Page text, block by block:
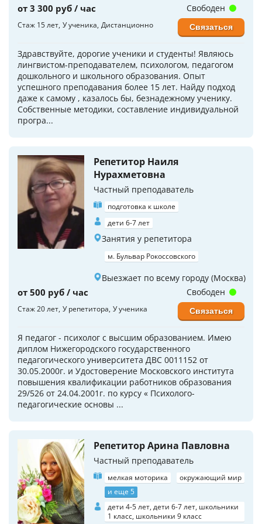
от 3 300 руб / час
Стаж 15 лет У ученика Дистанционно
Здравствуйте, дорогие ученики и студенты! Являюсь
лингвистом-преподавателем, психологом, педагогом
дошкольного и школьного образования. Опыт
успешного преподавания более 15 лет. Найду подход
даже к самому , казалось бы, безнадежному ученику.
Собственные методики, составление индивидуальной
програ...
Свободен
Связаться
Репетитор Наиля
Нурахметовна
Частный преподаватель
подготовка к школе
дети 6-7 лет
Занятия у репетитора
м. Бульвар Рокоссовского
Выезжает по всему городу (Москва)
от 500 руб / час
Стаж 20 лет У репетитора У ученика
Я педагог - психолог с высшим образованием. Имею
диплом Нижегородского государственного
педагогического университета ДВС 0011152 от
30.05.2000г. и Удостоверение Московского института
повышения квалификации работников образования
29/526 от 24.04.2001г. по курсу « Психолого-
педагогические основы ...
Свободен
Связаться
Репетитор Арина Павловна
Частный преподаватель
мелкая моторика
окружающий мир
и еще 5
дети 4-5 лет, дети 6-7 лет, школьники
1 класс, школьники 9 класс